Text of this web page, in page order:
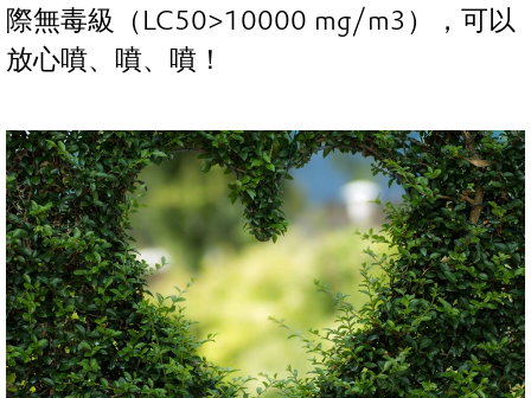
際無毒級（LC50>10000 mg/m3），可以
放心噴、噴、噴！